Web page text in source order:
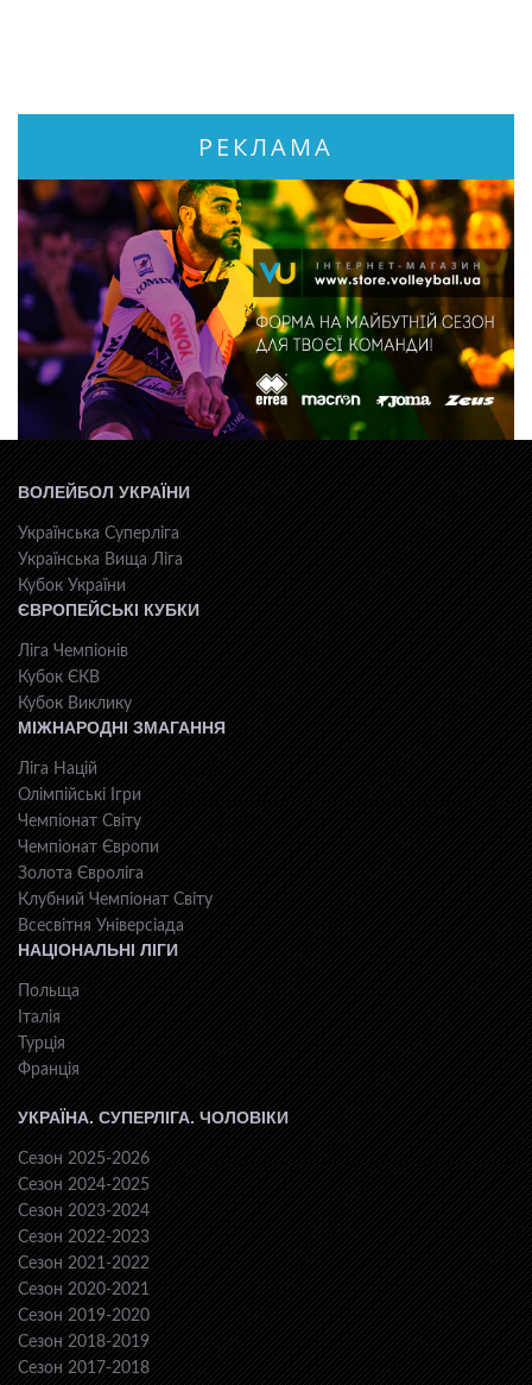
РЕКЛАМА
ВОЛЕЙБОЛ УКРАЇНИ
Українська Суперліга
Українська Вища Ліга
Кубок України
ЄВРОПЕЙСЬКІ КУБКИ
Ліга Чемпіонів
Кубок ЄКВ
Кубок Виклику
МІЖНАРОДНІ ЗМАГАННЯ
Ліга Націй
Олімпійські Ігри
Чемпіонат Світу
Чемпіонат Європи
Золота Євроліга
Клубний Чемпіонат Світу
Всесвiтня Унiверсiaда
НАЦІОНАЛЬНІ ЛІГИ
Польща
Італія
Турція
Франція
УКРАЇНА. СУПЕРЛІГА. ЧОЛОВІКИ
Сезон 2025-2026
Сезон 2024-2025
Сезон 2023-2024
Сезон 2022-2023
Сезон 2021-2022
Сезон 2020-2021
Сезон 2019-2020
Сезон 2018-2019
Сезон 2017-2018